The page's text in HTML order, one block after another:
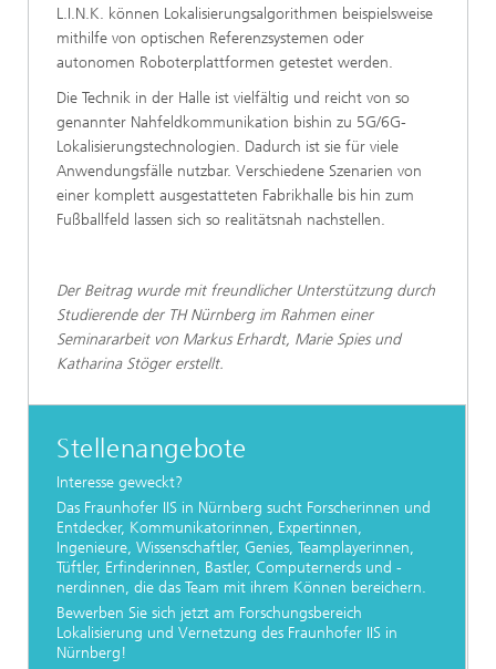
L.I.N.K. können Lokalisierungsalgorithmen beispielsweise
mithilfe von optischen Referenzsystemen oder
autonomen Roboterplattformen getestet werden.
Die Technik in der Halle ist vielfältig und reicht von so
genannter Nahfeldkommunikation bishin zu 5G/6G-
Lokalisierungstechnologien. Dadurch ist sie für viele
Anwendungsfälle nutzbar. Verschiedene Szenarien von
einer komplett ausgestatteten Fabrikhalle bis hin zum
Fußballfeld lassen sich so realitätsnah nachstellen.
Der Beitrag wurde mit freundlicher Unterstützung durch
Studierende der TH Nürnberg im Rahmen einer
Seminararbeit von Markus Erhardt, Marie Spies und
Katharina Stöger erstellt.
Stellenangebote
Interesse geweckt?
Das Fraunhofer IIS in Nürnberg sucht Forscherinnen und
Entdecker, Kommunikatorinnen, Expertinnen,
Ingenieure, Wissenschaftler, Genies, Teamplayerinnen,
Tüftler, Erﬁnderinnen, Bastler, Computernerds und -
nerdinnen, die das Team mit ihrem Können bereichern.
Bewerben Sie sich jetzt am Forschungsbereich
Lokalisierung und Vernetzung des Fraunhofer IIS in
Nürnberg!